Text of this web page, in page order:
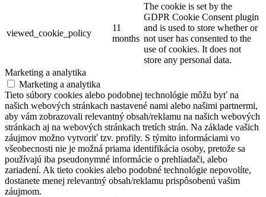
viewed_cookie_policy
11
months
The cookie is set by the
GDPR Cookie Consent plugin
and is used to store whether or
not user has consented to the
use of cookies. It does not
store any personal data.
Marketing a analytika
Marketing a analytika
Tieto súbory cookies alebo podobnej technológie môžu byť na
našich webových stránkach nastavené nami alebo našimi partnermi,
aby vám zobrazovali relevantný obsah/reklamu na našich webových
stránkach aj na webových stránkach tretích strán. Na základe vašich
záujmov možno vytvoriť tzv. profily. S týmito informáciami vo
všeobecnosti nie je možná priama identifikácia osoby, pretože sa
používajú iba pseudonymné informácie o prehliadači, alebo
zariadení. Ak tieto cookies alebo podobné technológie nepovolíte,
dostanete menej relevantný obsah/reklamu prispôsobenú vašim
záujmom.